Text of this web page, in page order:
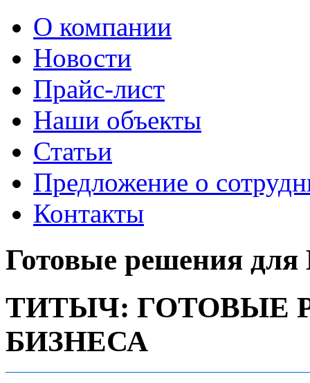
О компании
Новости
Прайс-лист
Наши объекты
Статьи
Предложение о
Контакты
Готовые решения для
ТИТЫЧ: ГОТОВЫЕ
БИЗНЕСА